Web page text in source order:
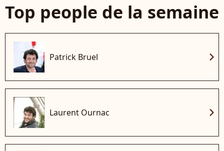
Top people de la semaine
Patrick Bruel chevron_right
Laurent Ournac chevron_right